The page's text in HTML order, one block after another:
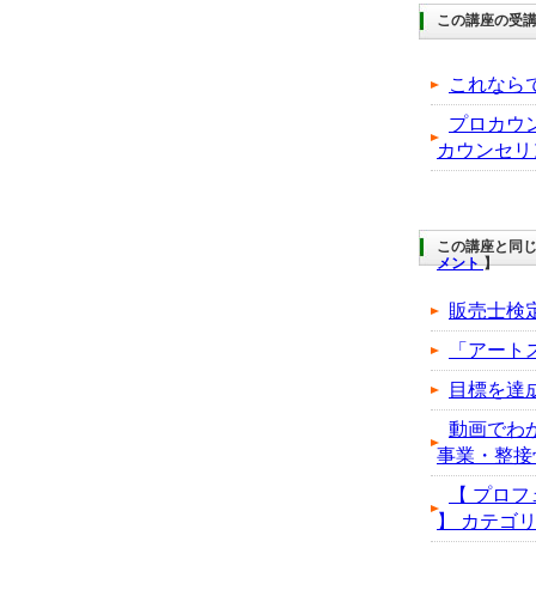
この講座の受
これなら
プロカウ
カウンセ
この講座と同
メント】
販売士
「アー
目標を達
動画でわ
事業・整
【 プロ
】 カテゴ